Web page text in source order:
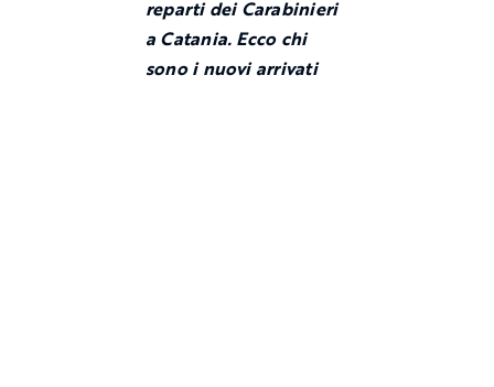
reparti dei Carabinieri
a Catania. Ecco chi
sono i nuovi arrivati